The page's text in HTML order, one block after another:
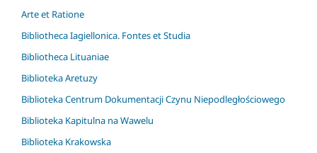
Arte et Ratione
Bibliotheca Iagiellonica. Fontes et Studia
Bibliotheca Lituaniae
Biblioteka Aretuzy
Biblioteka Centrum Dokumentacji Czynu Niepodległościowego
Biblioteka Kapitulna na Wawelu
Biblioteka Krakowska